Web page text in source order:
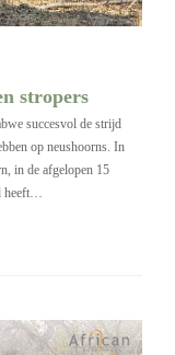
stropers
succesvol de strijd
op neushoorns. In
in de afgelopen 15
heeft…